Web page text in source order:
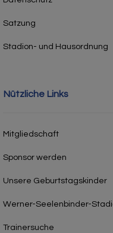
Satzung
Stadion- und Hausordnung
Nützliche Links
Mitgliedschaft
Sponsor werden
Unsere Geburtstagskinder
Werner-Seelenbinder-
Trainersuche